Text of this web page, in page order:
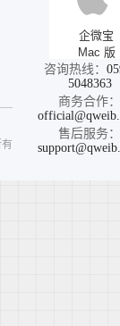
企微宝
Mac 版
咨询热线：
5048363
商务合作：
售后服务：